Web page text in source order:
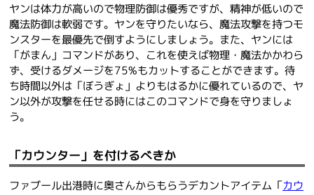
ヤンは体力が高いので物理防御は優秀ですが、精神が低いので
魔法防御は軟弱です。ヤンを守りたいなら、魔法攻撃を持つモ
ンスターを最優先で倒すようにしましょう。また、ヤンには
「がまん」コマンドがあり、これを使えば物理・魔法かかわら
ず、受けるダメージを75%もカットすることができます。待
ち時間以外は「ぼうぎょ」よりもはるかに優れているので、ヤ
ン以外が攻撃を任せる時にはこのコマンドで身を守りましょ
う。
「カウンター」を付けるべきか
ファブール出港時に奥さんからもらうデカントアイテム「カウ